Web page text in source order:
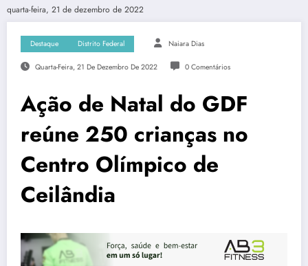
quarta-feira, 21 de dezembro de 2022
Destaque Distrito Federal Naiara Dias
Quarta-Feira, 21 De Dezembro De 2022 0 Comentários
Ação de Natal do GDF
reúne 250 crianças no
Centro Olímpico de
Ceilândia